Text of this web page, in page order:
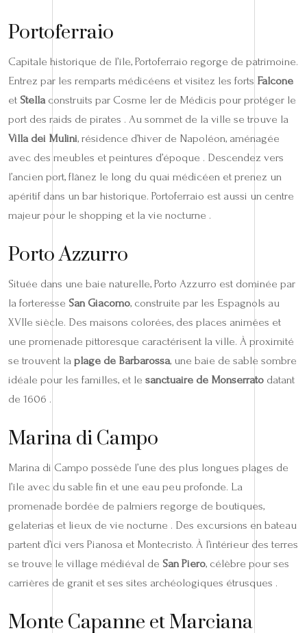
Portoferraio
Capitale historique de l’île, Portoferraio regorge de patrimoine.
Entrez par les remparts médicéens et visitez les forts Falcone
et Stellaconstruits par Cosme Ier de Médicis pour protéger le
port des raids de pirates . Au sommet de la ville se trouve la
Villa dei Mulini, résidence d’hiver de Napoléon, aménagée
avec des meubles et peintures d’époque . Descendez vers
l’ancien port, flânez le long du quai médicéen et prenez un
apéritif dans un bar historique. Portoferraio est aussi un centre
majeur pour le shopping et la vie nocturne .
Porto Azzurro
Située dans une baie naturelle, Porto Azzurro est dominée par
la forteresse San Giacomo, construite par les Espagnols au
XVIIe siècle. Des maisons colorées, des places animées et
une promenade pittoresque caractérisent la ville. À proximité
se trouvent la plage de Barbarossa, une baie de sable sombre
idéale pour les familles, et le sanctuaire de Monserrato datant
de 1606 .
Marina di Campo
Marina di Campo possède l’une des plus longues plages de
l’île avec du sable fin et une eau peu profonde. La
promenade bordée de palmiers regorge de boutiques,
gelaterias et lieux de vie nocturne . Des excursions en bateau
partent d’ici vers Pianosa et Montecristo. À l’intérieur des terres
se trouve le village médiéval de San Piero, célèbre pour ses
carrières de granit et ses sites archéologiques étrusques .
Monte Capanne et Marciana